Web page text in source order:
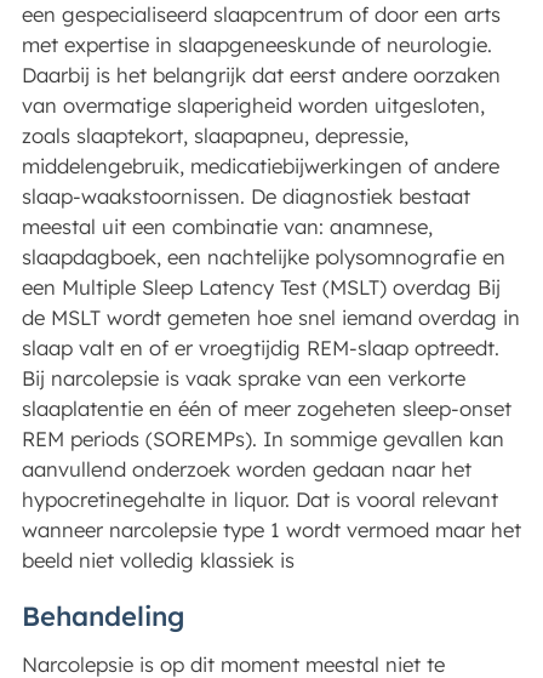
een gespecialiseerd slaapcentrum of door een arts
met expertise in slaapgeneeskunde of neurologie.
Daarbij is het belangrijk dat eerst andere oorzaken
van overmatige slaperigheid worden uitgesloten,
zoals slaaptekort, slaapapneu, depressie,
middelengebruik, medicatiebijwerkingen of andere
slaap-waakstoornissen. De diagnostiek bestaat
meestal uit een combinatie van: anamnese,
slaapdagboek, een nachtelijke polysomnografie en
een Multiple Sleep Latency Test (MSLT) overdag Bij
de MSLT wordt gemeten hoe snel iemand overdag in
slaap valt en of er vroegtijdig REM-slaap optreedt.
Bij narcolepsie is vaak sprake van een verkorte
slaaplatentie en één of meer zogeheten sleep-onset
REM periods (SOREMPs). In sommige gevallen kan
aanvullend onderzoek worden gedaan naar het
hypocretinegehalte in liquor. Dat is vooral relevant
wanneer narcolepsie type 1 wordt vermoed maar het
beeld niet volledig klassiek is
Behandeling
Narcolepsie is op dit moment meestal niet te